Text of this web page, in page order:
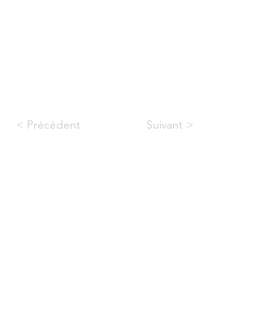
< Précédent Suivant >